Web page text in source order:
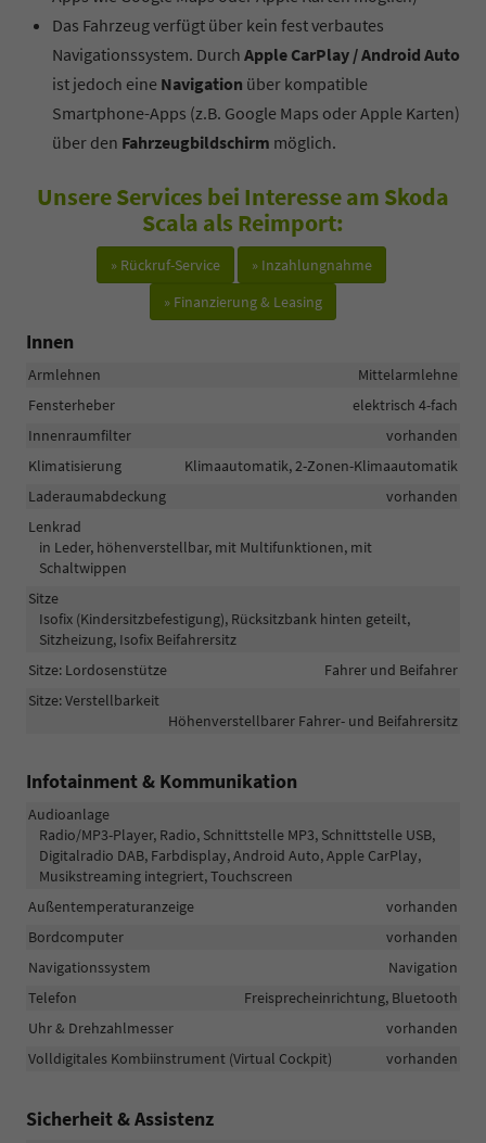
Das Fahrzeug verfügt über kein fest verbautes
Navigationssystem. Durch Apple CarPlay / Android Auto
ist jedoch eine Navigation über kompatible
Smartphone-Apps (z.B. Google Maps oder Apple Karten)
über den Fahrzeugbildschirm möglich.
Unsere Services bei Interesse am Skoda
Scala als Reimport:
» Rückruf-Service
» Inzahlungnahme
» Finanzierung & Leasing
Innen
Armlehnen
Mittelarmlehne
Fensterheber
elektrisch 4-fach
Innenraumfilter
vorhanden
Klimatisierung
Klimaautomatik, 2-Zonen-Klimaautomatik
Laderaumabdeckung
vorhanden
Lenkrad
in Leder, höhenverstellbar, mit Multifunktionen, mit
Schaltwippen
Sitze
Isofix (Kindersitzbefestigung), Rücksitzbank hinten geteilt,
Sitzheizung, Isofix Beifahrersitz
Sitze: Lordosenstütze
Fahrer und Beifahrer
Sitze: Verstellbarkeit
Höhenverstellbarer Fahrer- und Beifahrersitz
Infotainment & Kommunikation
Audioanlage
Radio/MP3-Player, Radio, Schnittstelle MP3, Schnittstelle USB,
Digitalradio DAB, Farbdisplay, Android Auto, Apple CarPlay,
Musikstreaming integriert, Touchscreen
Außentemperaturanzeige
vorhanden
Bordcomputer
vorhanden
Navigationssystem
Navigation
Telefon
Freisprecheinrichtung, Bluetooth
Uhr & Drehzahlmesser
vorhanden
Volldigitales Kombiinstrument (Virtual Cockpit)
vorhanden
Sicherheit & Assistenz